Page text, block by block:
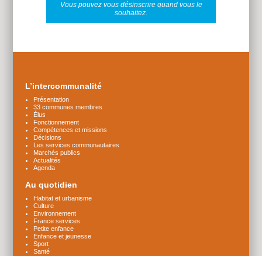
Vous pouvez vous désinscrire quand vous le
souhaitez.
L’intercommunalité
Présentation
33 communes membres
Élus
Fonctionnement
Compétences et missions
Décisions
Les services communautaires
Marchés publics
Actualités
Agenda
Au quotidien
Habitat et urbanisme
Culture
Environnement
France services
Petite enfance
Enfance et jeunesse
Sport
Santé